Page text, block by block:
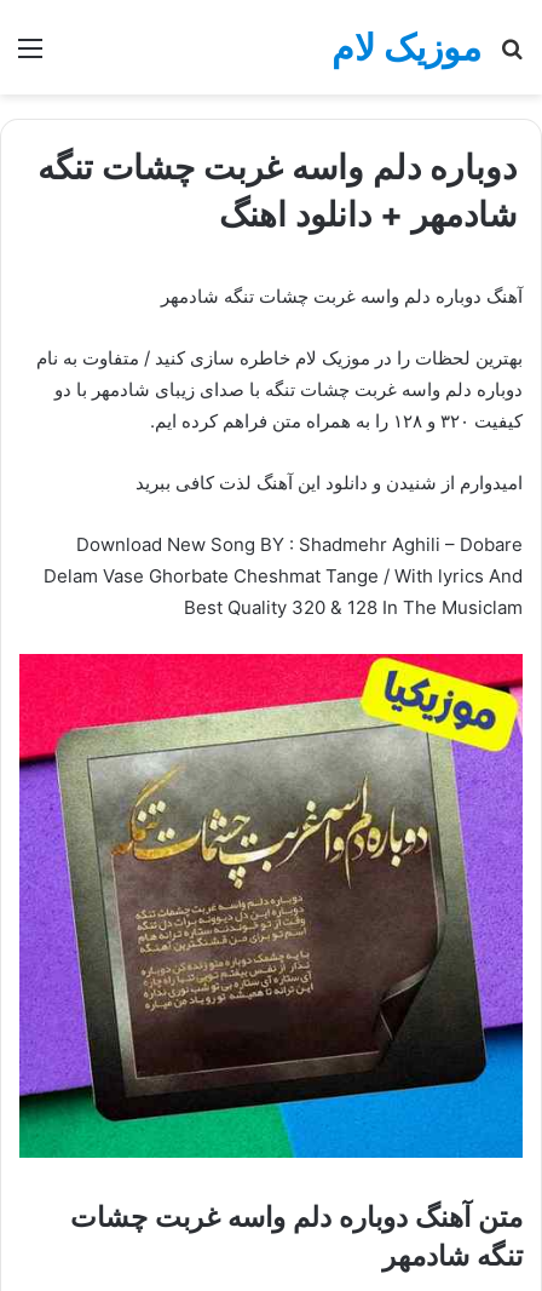
موزیک لام
جستجو
دوباره دلم واسه غربت چشات تنگه
شادمهر + دانلود اهنگ
آهنگ دوباره دلم واسه غربت چشات تنگه شادمهر
بهترین لحظات را در موزیک لام خاطره سازی کنید / متفاوت به نام
دوباره دلم واسه غربت چشات تنگه با صدای زیبای شادمهر با دو
کیفیت ۳۲۰ و ۱۲۸ را به همراه متن فراهم کرده ایم.
امیدوارم از شنیدن و دانلود این آهنگ لذت کافی ببرید
Download New Song BY : Shadmehr Aghili – Dobare
Delam Vase Ghorbate Cheshmat Tange / With lyrics And
Best Quality 320 & 128 In The Musiclam
متن آهنگ دوباره دلم واسه غربت چشات
تنگه شادمهر